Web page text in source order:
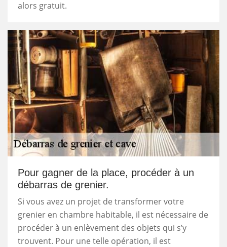
alors gratuit.
Pour gagner de la place, procéder à un
débarras de grenier.
Si vous avez un projet de transformer votre
grenier en chambre habitable, il est nécessaire de
procéder à un enlèvement des objets qui s’y
trouvent. Pour une telle opération, il est